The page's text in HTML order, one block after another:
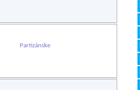
Partizánske